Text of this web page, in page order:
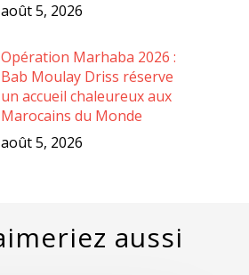
août 5, 2026
Opération Marhaba 2026 :
Bab Moulay Driss réserve
un accueil chaleureux aux
Marocains du Monde
août 5, 2026